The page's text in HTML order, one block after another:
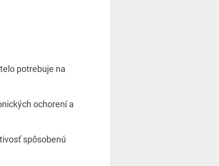
potrebuje na
ochorení a
spôsobenú